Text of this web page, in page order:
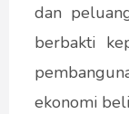
dan
berbakti
ekonomi